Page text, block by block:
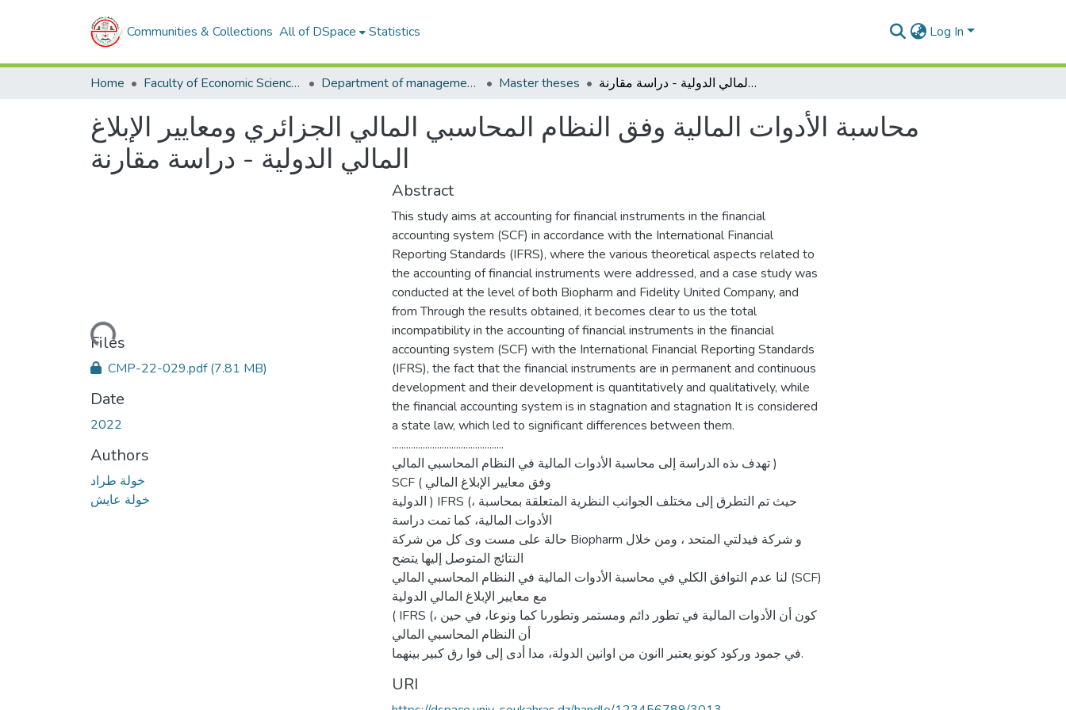
Communities & Collections All of DSpace Statistics Log In
Home Faculty of Economic Sciences, Commerce and Management Sciences Department of management sciences Master theses محاسبة الأدوات المالية وفق النظام المحاسبي المالي الجزائري ومعايير الإبلاغ المالي الدولية - دراسة مقارنة
محاسبة الأدوات المالية وفق النظام المحاسبي المالي الجزائري ومعايير الإبلاغ
المالي الدولية - دراسة مقارنة
Loading...
Files
CMP-22-029.pdf(7.81 MB)
Date
2022
Authors
خولة طراد
خولة عايش
Abstract
This study aims at accounting for financial instruments in the financial
accounting system (SCF) in accordance with the International Financial
Reporting Standards (IFRS), where the various theoretical aspects related to
the accounting of financial instruments were addressed, and a case study was
conducted at the level of both Biopharm and Fidelity United Company, and
from Through the results obtained, it becomes clear to us the total
incompatibility in the accounting of financial instruments in the financial
accounting system (SCF) with the International Financial Reporting Standards
(IFRS), the fact that the financial instruments are in permanent and continuous
development and their development is quantitatively and qualitatively, while
the financial accounting system is in stagnation and stagnation It is considered
a state law, which led to significant differences between them.
...............................................
تهدف ىذه الدراسة إلى محاسبة الأدوات المالية في النظام المحاسبي المالي )
SCF ( وفق معايير الإبلاغ المالي
الدولية ) IFRS (، حيث تم التطرق إلى مختلف الجوانب النظرية المتعلقة بمحاسبة
الأدوات المالية، كما تمت دراسة
حالة على مست وى كل من شركة Biopharm و شركة فيدلتي المتحد ، ومن خلال
النتائج المتوصل إليها يتضح
لنا عدم التوافق الكلي في محاسبة الأدوات المالية في النظام المحاسبي المالي (SCF)
مع معايير الإبلاغ المالي الدولية
( IFRS (، كون أن الأدوات المالية في تطور دائم ومستمر وتطورىا كما ونوعا، في حين
أن النظام المحاسبي المالي
في جمود ورکود کونو يعتبر اانون من اوانين الدولة، مدا أدى إلى فوا رق كبير بينهما.
URI